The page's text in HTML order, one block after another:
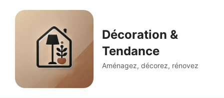
Décoration &
Tendance
Aménagez, décorez, rénovez